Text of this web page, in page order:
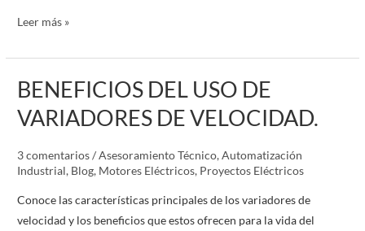
Leer más »
BENEFICIOS DEL USO DE
VARIADORES DE VELOCIDAD.
3 comentarios/Asesoramiento Técnico,Automatización
Industrial, Blog, Motores Eléctricos, Proyectos Eléctricos
Conoce las características principales de los variadores de
velocidad y los beneficios que estos ofrecen para la vida del
BENEFICIOS
USO
VARIADORES
VELOCIDAD.